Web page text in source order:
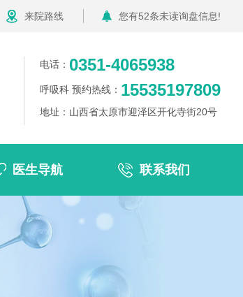
来院路线 您有52条未读询盘信息!
电话： 0351-4065938
呼吸科 预约热线： 15535197809
地址：山西省太原市迎泽区开化寺街20号
医生导航 联系我们